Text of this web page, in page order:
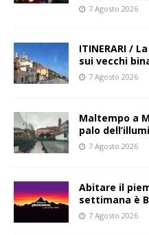
7 Agosto 2026
ITINERARI /
sui vecchi
7 Agosto 2026
Maltempo a
palo
7 Agosto 2026
Abitare il
settimana è
7 Agosto 2026